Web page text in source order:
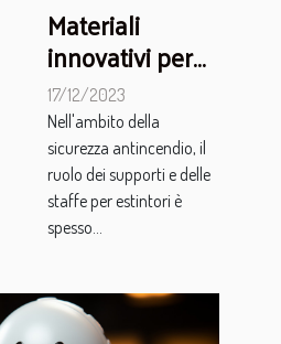
Materiali
innovativi per
supporti e
staffe per
estintori:
sicurezza e stile
17/12/2023
Nell'ambito della
sicurezza antincendio, il
ruolo dei supporti e delle
staffe per estintori è
spesso...